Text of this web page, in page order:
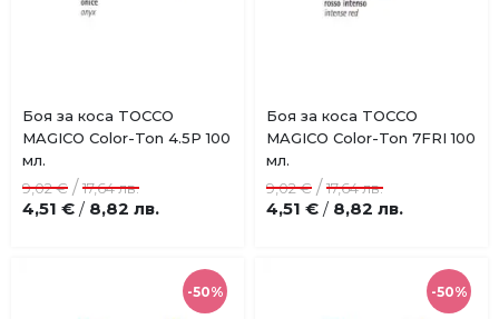
Добави
в
Купи
Боя за коса TOCCO
MAGICO Color-Ton 4.5P 100
мл.
4,51 € / 8,82 лв.
9,02 € /17,64 лв.
Добави
в
Купи
Боя за коса TOCCO
MAGICO Color-Ton 7FRI 100
мл.
4,51 € / 8,82 лв.
9,02 € /17,64 лв.
-50% -50%